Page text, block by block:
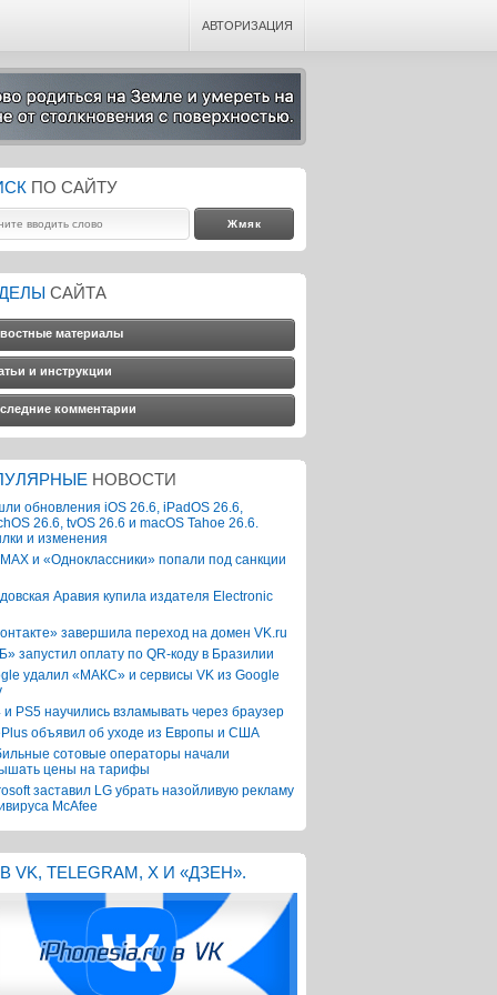
АВТОРИЗАЦИЯ
ПО САЙТУ
САЙТА
материалы
и инструкции
комментарии
НОВОСТИ
обновления iOS 26.6, iPadOS 26.6,
26.6, tvOS 26.6 и macOS Tahoe 26.6.
и изменения
и «Одноклассники» попали под санкции
Аравия купила издателя Electronic
завершила переход на домен VK.ru
запустил оплату по QR-коду в Бразилии
удалил «МАКС» и сервисы VK из Google
и PS5 научились взламывать через браузер
объявил об уходе из Европы и США
сотовые операторы начали
цены на тарифы
заставил LG убрать назойливую рекламу
McAfee
VK, TELEGRAM, X И «ДЗЕН».